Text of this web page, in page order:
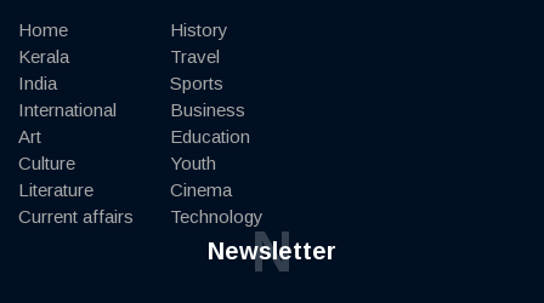
Home
Kerala
India
International
Art
Culture
Literature
Current affairs
History
Travel
Sports
Business
Education
Youth
Cinema
Technology
Newsletter
N